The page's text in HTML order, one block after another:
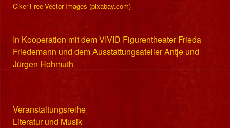
Clker-Free-Vector-Images (pixabay.com)
In Kooperation mit dem VIVID Figurentheater Frieda
Friedemann und dem Ausstattungsatelier Antje und
Jürgen Hohmuth
Veranstaltungsreihe
Literatur und Musik